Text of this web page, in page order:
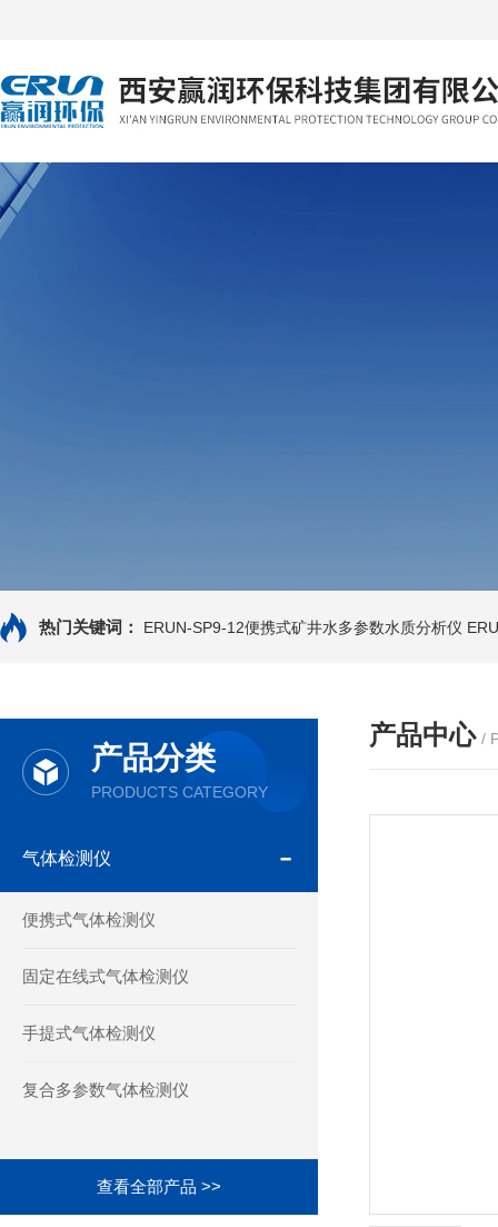
热门关键词： ERUN-SP9-12便携式矿井水多参数水质分析仪
产品分类
PRODUCTS CATEGORY
气体检测仪
便携式气体检测仪
固定在线式气体检测仪
手提式气体检测仪
复合多参数气体检测仪
查看全部产品 >>
产品中心 /